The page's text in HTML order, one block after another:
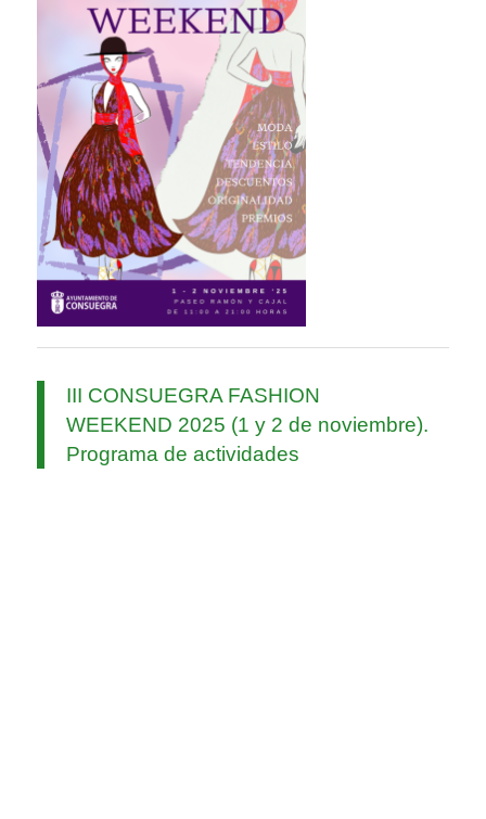
III CONSUEGRA FASHION
WEEKEND 2025 (1 y 2 de noviembre).
Programa de actividades